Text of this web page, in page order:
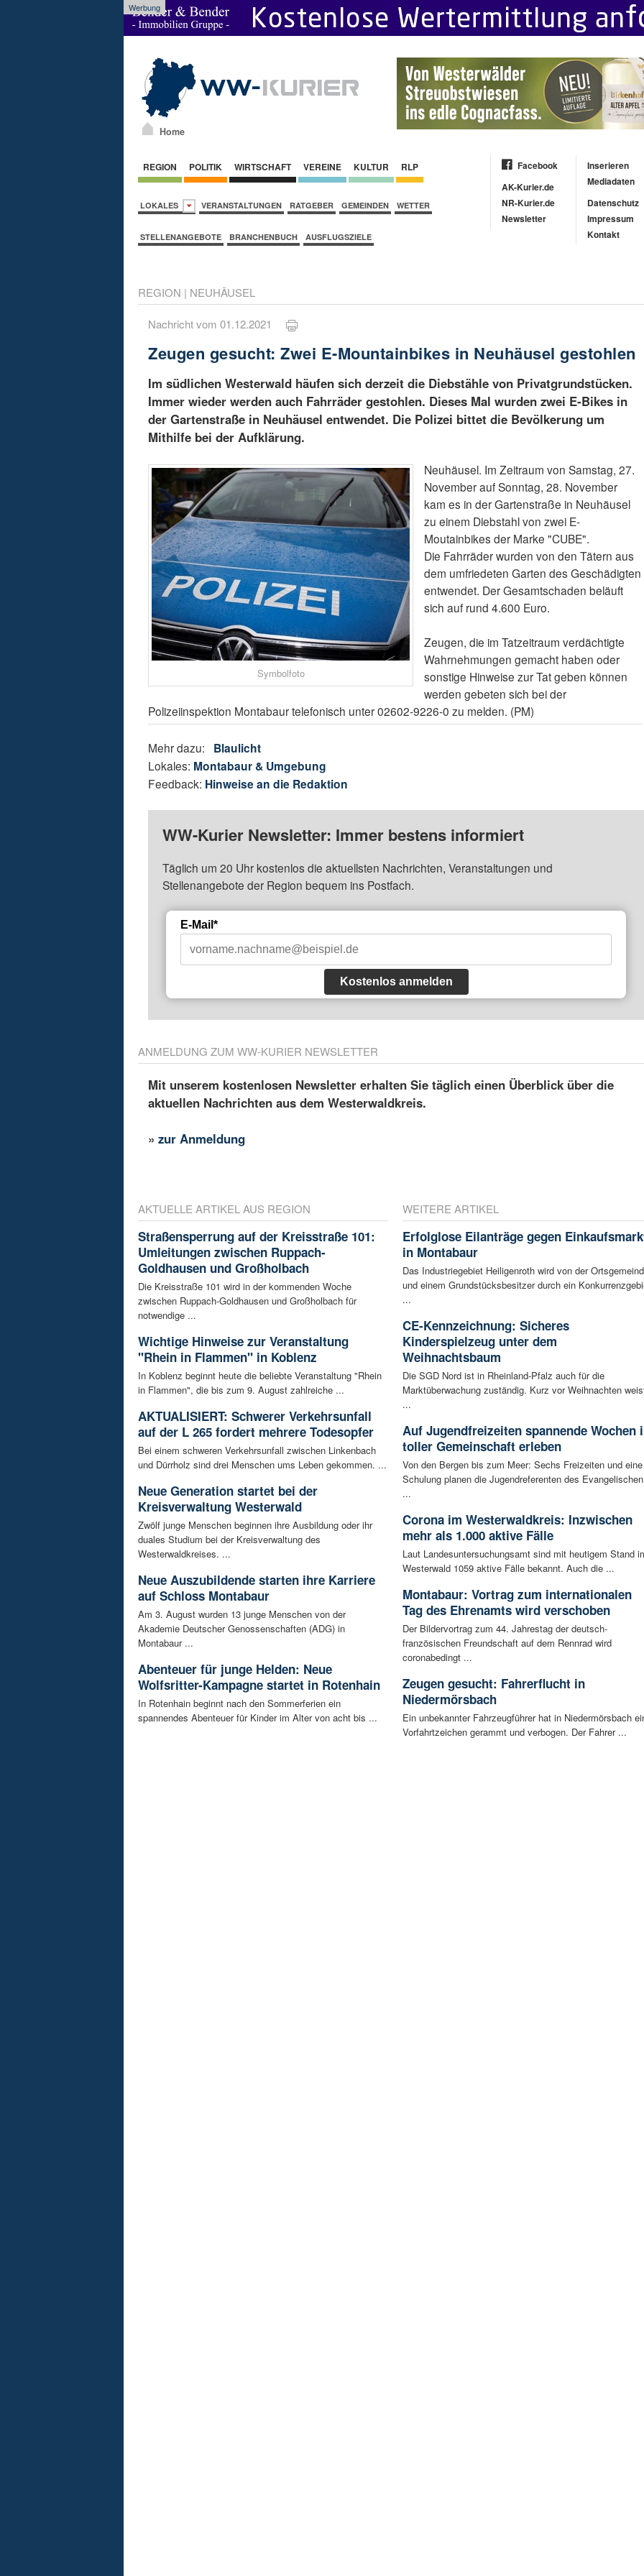
Werbung
Home
REGION POLITIK WIRTSCHAFT VEREINE KULTUR RLP
LOKALES VERANSTALTUNGEN RATGEBER GEMEINDEN WETTER
STELLENANGEBOTE BRANCHENBUCH AUSFLUGSZIELE
Facebook
AK-Kurier.de
NR-Kurier.de
Newsletter
Inserieren
Mediadaten
Datenschutz
Impressum
Kontakt
REGION | NEUHÄUSEL
Nachricht vom 01.12.2021
Zeugen gesucht: Zwei E-Mountainbikes in Neuhäusel gestohlen
Im südlichen Westerwald häufen sich derzeit die Diebstähle von Privatgrundstücken.
Immer wieder werden auch Fahrräder gestohlen. Dieses Mal wurden zwei E-Bikes in
der Gartenstraße in Neuhäusel entwendet. Die Polizei bittet die Bevölkerung um
Mithilfe bei der Aufklärung.
Symbolfoto
Neuhäusel. Im Zeitraum von Samstag, 27.
November auf Sonntag, 28. November
kam es in der Gartenstraße in Neuhäusel
zu einem Diebstahl von zwei E-
Moutainbikes der Marke "CUBE".
Die Fahrräder wurden von den Tätern aus
dem umfriedeten Garten des Geschädigten
entwendet. Der Gesamtschaden beläuft
sich auf rund 4.600 Euro.
Zeugen, die im Tatzeitraum verdächtigte
Wahrnehmungen gemacht haben oder
sonstige Hinweise zur Tat geben können
werden gebeten sich bei der
Polizeiinspektion Montabaur telefonisch unter 02602-9226-0 zu melden. (PM)
Mehr dazu: Blaulicht
Lokales: Montabaur & Umgebung
Feedback: Hinweise an die Redaktion
WW-Kurier Newsletter: Immer bestens informiert
Täglich um 20 Uhr kostenlos die aktuellsten Nachrichten, Veranstaltungen und
Stellenangebote der Region bequem ins Postfach.
E-Mail*
Kostenlos anmelden
ANMELDUNG ZUM WW-KURIER NEWSLETTER
Mit unserem kostenlosen Newsletter erhalten Sie täglich einen Überblick über die
aktuellen Nachrichten aus dem Westerwaldkreis.
»zur Anmeldung
AKTUELLE ARTIKEL AUS REGION
Straßensperrung auf der Kreisstraße 101:
Umleitungen zwischen Ruppach-
Goldhausen und Großholbach
Die Kreisstraße 101 wird in der kommenden Woche
zwischen Ruppach-Goldhausen und Großholbach für
notwendige ...
Wichtige Hinweise zur Veranstaltung
"Rhein in Flammen" in Koblenz
In Koblenz beginnt heute die beliebte Veranstaltung "Rhein
in Flammen", die bis zum 9. August zahlreiche ...
AKTUALISIERT: Schwerer Verkehrsunfall
auf der L 265 fordert mehrere Todesopfer
Bei einem schweren Verkehrsunfall zwischen Linkenbach
und Dürrholz sind drei Menschen ums Leben gekommen. ...
Neue Generation startet bei der
Kreisverwaltung Westerwald
Zwölf junge Menschen beginnen ihre Ausbildung oder ihr
duales Studium bei der Kreisverwaltung des
Westerwaldkreises. ...
Neue Auszubildende starten ihre Karriere
auf Schloss Montabaur
Am 3. August wurden 13 junge Menschen von der
Akademie Deutscher Genossenschaften (ADG) in
Montabaur ...
Abenteuer für junge Helden: Neue
Wolfsritter-Kampagne startet in Rotenhain
In Rotenhain beginnt nach den Sommerferien ein
spannendes Abenteuer für Kinder im Alter von acht bis ...
WEITERE ARTIKEL
Erfolglose Eilanträge gegen
in Montabaur
Das Industriegebiet Heiligenroth wird von der
und einem Grundstücksbesitzer durch ein
...
CE-Kennzeichnung: Sicheres
Kinderspielzeug unter dem
Weihnachtsbaum
Die SGD Nord ist in Rheinland-Pfalz auch für die
Marktüberwachung zuständig. Kurz vor Weihnachten
...
Auf Jugendfreizeiten spannende Wochen
toller Gemeinschaft erleben
Von den Bergen bis zum Meer: Sechs Freizeiten und eine
Schulung planen die Jugendreferenten des Evangelischen
...
Corona im Westerwaldkreis: Inzwischen
mehr als 1.000 aktive Fälle
Laut Landesuntersuchungsamt sind mit heutigem Stand
Westerwald 1059 aktive Fälle bekannt. Auch die ...
Montabaur: Vortrag zum internationalen
Tag des Ehrenamts wird verschoben
Der Bildervortrag zum 44. Jahrestag der deutsch-
französischen Freundschaft auf dem Rennrad wird
coronabedingt ...
Zeugen gesucht: Fahrerflucht in
Niedermörsbach
Ein unbekannter Fahrzeugführer hat in Niedermörsbach
Vorfahrtzeichen gerammt und verbogen. Der Fahrer ...